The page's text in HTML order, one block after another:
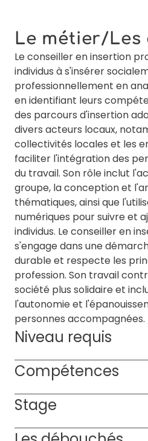
Le métier/Les
Le conseiller en insertion
individus à s'insérer
professionnellement en
en identifiant leurs
des parcours d'insertion
divers acteurs locaux,
collectivités locales et les
faciliter l'intégration des
du travail. Son rôle inclut
groupe, la conception et
thématiques, ainsi que
numériques pour suivre et
individus. Le conseiller en
s'engage dans une
durable et respecte les
profession. Son travail
société plus solidaire et
l'autonomie et
personnes accompagnées.
Niveau requis
Compétences
Stage